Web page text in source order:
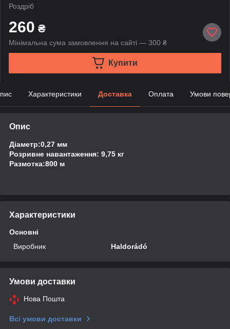
Роздріб
260 ₴
Мінімальна сума замовлення на сайті — 300 ₴
Купити
Характеристики Доставка Оплата Умови
Опис
Діаметр:0,27 мм
Розривне навантаження: 9,75 кг
Размотка:800 м
Характеристики
Основні
Виробник
Haldorádó
Умови доставки
Нова Пошта
Всі умови доставки